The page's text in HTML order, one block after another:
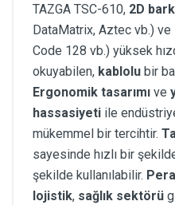
TAZGA TSC-610, 2D
DataMatrix, Aztec vb.) ve
Code 128 vb.) yüksek
okuyabilen, kablolu bir
Ergonomik tasarımı ve
hassasiyeti ile
mükemmel bir tercihtir.
sayesinde hızlı bir
şekilde kullanılabilir.
lojistik, sağlık sektörü